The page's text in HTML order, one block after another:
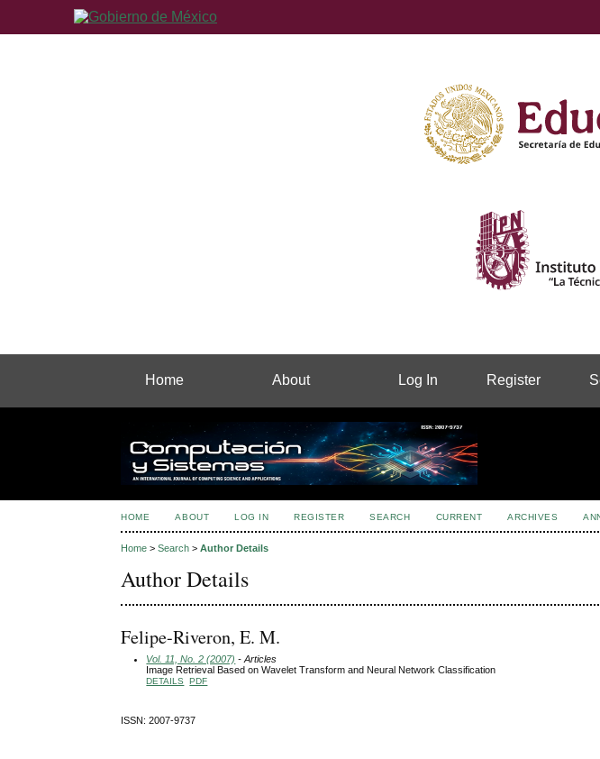
Home About Log In Register
HOME ABOUT LOG IN REGISTER SEARCH CURRENT ARCHIVES
Home >Search >Author Details
Author Details
Felipe-Riveron, E. M.
Vol. 11, No. 2 (2007) - Articles
Image Retrieval Based on Wavelet Transform and Neural Network Classification
DETAILS PDF
ISSN: 2007-9737